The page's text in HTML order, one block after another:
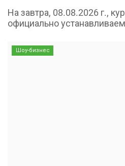
На завтра, 08.08.2026 г.,
официально
Шоу-бизнес